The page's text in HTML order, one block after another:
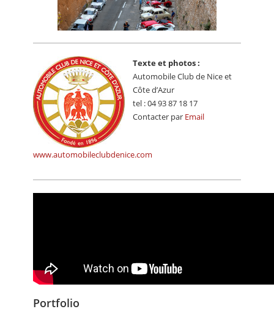
Texte et photos :
Automobile Club de Nice et
Côte d’Azur
tel : 04 93 87 18 17
Contacter par Email
www.automobileclubdenice.com
Portfolio